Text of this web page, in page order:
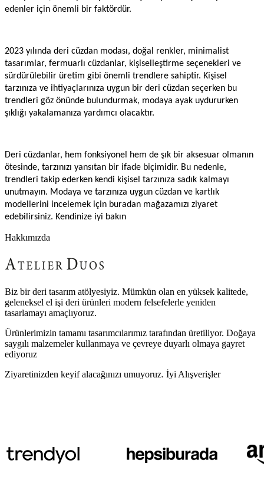
edenler için önemli bir faktördür.
2023 yılında deri cüzdan modası, doğal renkler, minimalist
tasarımlar, fermuarlı cüzdanlar, kişiselleştirme seçenekleri ve
sürdürülebilir üretim gibi önemli trendlere sahiptir. Kişisel
tarzınıza ve ihtiyaçlarınıza uygun bir deri cüzdan seçerken bu
trendleri göz önünde bulundurmak, modaya ayak uydururken
şıklığı yakalamanıza yardımcı olacaktır.
Deri cüzdanlar, hem fonksiyonel hem de şık bir aksesuar olmanın
ötesinde, tarzınızı yansıtan bir ifade biçimidir. Bu nedenle,
trendleri takip ederken kendi kişisel tarzınıza sadık kalmayı
unutmayın. Modaya ve tarzınıza uygun cüzdan ve kartlık
modellerini incelemek için buradan mağazamızı ziyaret
edebilirsiniz. Kendinize iyi bakın
Hakkımızda
Biz bir deri tasarım atölyesiyiz. Mümkün olan en yüksek kalitede,
geleneksel el işi deri ürünleri modern felsefelerle yeniden
tasarlamayı amaçlıyoruz.
Ürünlerimizin tamamı tasarımcılarımız tarafından üretiliyor. Doğaya
saygılı malzemeler kullanmaya ve çevreye duyarlı olmaya gayret
ediyoruz
Ziyaretinizden keyif alacağınızı umuyoruz. İyi Alışverişler